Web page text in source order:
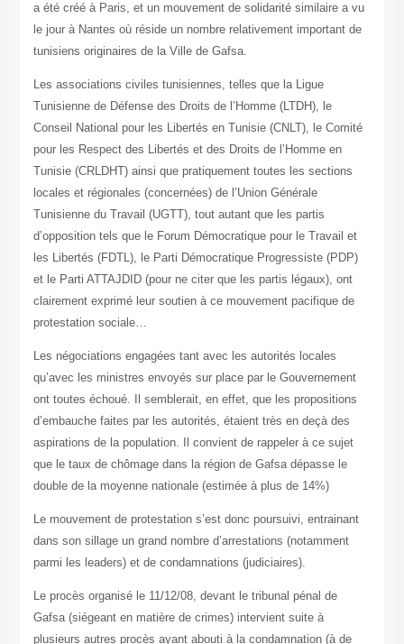
a été créé à Paris, et un mouvement de solidarité similaire a vu
le jour à Nantes où réside un nombre relativement important de
tunisiens originaires de la Ville de Gafsa.
Les associations civiles tunisiennes, telles que la Ligue
Tunisienne de Défense des Droits de l’Homme (LTDH), le
Conseil National pour les Libertés en Tunisie (CNLT), le Comité
pour les Respect des Libertés et des Droits de l’Homme en
Tunisie (CRLDHT) ainsi que pratiquement toutes les sections
locales et régionales (concernées) de l’Union Générale
Tunisienne du Travail (UGTT), tout autant que les partis
d’opposition tels que le Forum Démocratique pour le Travail et
les Libertés (FDTL), le Parti Démocratique Progressiste (PDP)
et le Parti ATTAJDID (pour ne citer que les partis légaux), ont
clairement exprimé leur soutien à ce mouvement pacifique de
protestation sociale…
Les négociations engagées tant avec les autorités locales
qu’avec les ministres envoyés sur place par le Gouvernement
ont toutes échoué. Il semblerait, en effet, que les propositions
d’embauche faites par les autorités, étaient très en deçà des
aspirations de la population. Il convient de rappeler à ce sujet
que le taux de chômage dans la région de Gafsa dépasse le
double de la moyenne nationale (estimée à plus de 14%)
Le mouvement de protestation s’est donc poursuivi, entrainant
dans son sillage un grand nombre d’arrestations (notamment
parmi les leaders) et de condamnations (judiciaires).
Le procès organisé le 11/12/08, devant le tribunal pénal de
Gafsa (siégeant en matière de crimes) intervient suite à
plusieurs autres procès ayant abouti à la condamnation (à de